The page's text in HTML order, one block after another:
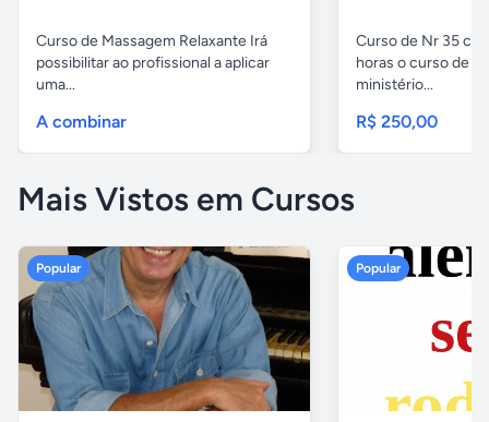
Curso de Massagem Relaxante Irá
possibilitar ao profissional a aplicar
uma...
A combinar
Curso de Nr 35
horas o curso de
ministério...
R$ 250,00
Mais Vistos em Cursos
Popular Popular